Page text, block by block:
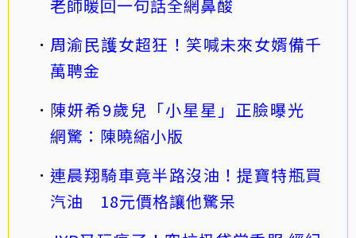
老師暖回一句話全網鼻酸
周渝民護女超狂！笑喊未來女婿備千
萬聘金
陳妍希9歲兒「小星星」正臉曝光
網驚：陳曉縮小版
連晨翔騎車竟半路沒油！提寶特瓶買
汽油 18元價格讓他驚呆